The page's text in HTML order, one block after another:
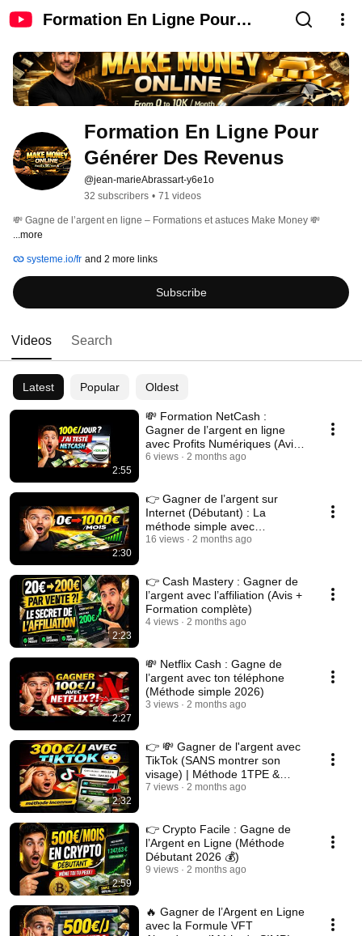
Formation En Ligne Pour
Formation En Ligne Pour
Générer Des Revenus
@jean-marieAbrassart-y6e1o
32 subscribers • 71 videos
💸 Gagne de l’argent en ligne – Formations et astuces Make Money 💸
...more
systeme.io/fr and 2 more links
Subscribe
Videos Search
Latest Popular Oldest
2:55
💸 Formation NetCash :
Gagner de l’argent en ligne
avec Profits Numériques (Avis
& Démo complète)
6 views 2 months ago
2:30
👉 Gagner de l’argent sur
Internet (Débutant) : La
méthode simple avec
l’affiliation 🔥
16 views 2 months ago
2:23
👉 Cash Mastery : Gagner de
l’argent avec l’affiliation (Avis +
Formation complète)
4 views 2 months ago
2:27
💸 Netflix Cash : Gagne de
l’argent avec ton téléphone
(Méthode simple 2026)
3 views 2 months ago
2:32
👉 💸 Gagner de l'argent avec
TikTok (SANS montrer son
visage) | Méthode 1TPE &
Système.io 🚀
7 views 2 months ago
2:59
👉 Crypto Facile : Gagne de
l’Argent en Ligne (Méthode
Débutant 2026 💰)
9 views 2 months ago
🔥 Gagner de l’Argent en Ligne
avec la Formule VFT